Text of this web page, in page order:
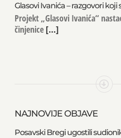
Glasovi Ivanića – razgovori koji
Projekt „Glasovi Ivanića“
činjenice [...]
NAJNOVIJE OBJAVE
Posavski Bregi ugostili